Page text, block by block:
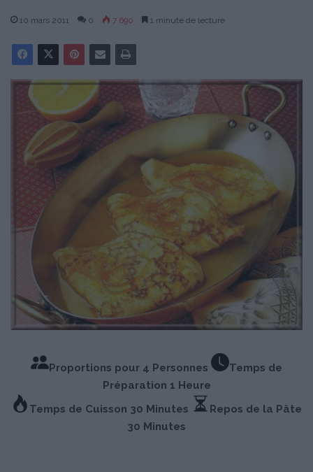
10 mars 2011 0 7 690 1 minute de lecture
Proportions pour 4 Personnes
Temps de
Préparation 1 Heure
Temps de Cuisson 30 Minutes
Repos de la Pâte
30 Minutes